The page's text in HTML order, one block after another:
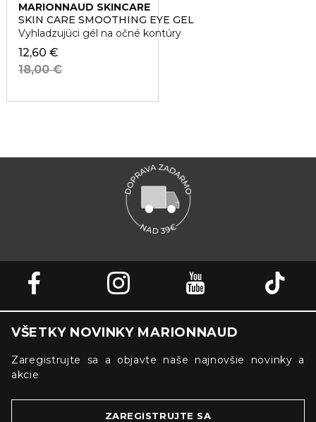
MARIONNAUD SKINCARE
SKIN CARE SMOOTHING EYE GEL
Vyhladzujúci gél na očné kontúry
12,60 €
18,00 €
VŠETKY NOVINKY MARIONNAUD
Zaregistrujte sa a objavte naše najnovšie novinky a
akcie
ZAREGISTRUJTE SA